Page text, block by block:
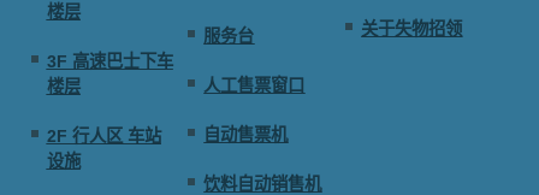
楼层
3F 高速巴士下车
楼层
2F 行人区 车站
设施
服务台
人工售票窗口
自动售票机
饮料自动销售机
关于失物招领